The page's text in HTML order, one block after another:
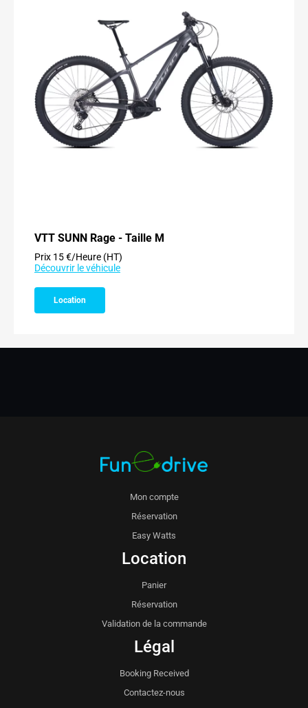
VTT SUNN Rage - Taille M
Prix 15 €/Heure (HT)
Découvrir le véhicule
Location
Mon compte
Réservation
Easy Watts
Location
Panier
Réservation
Validation de la commande
Légal
Booking Received
Contactez-nous